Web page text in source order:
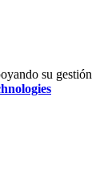
su gestión